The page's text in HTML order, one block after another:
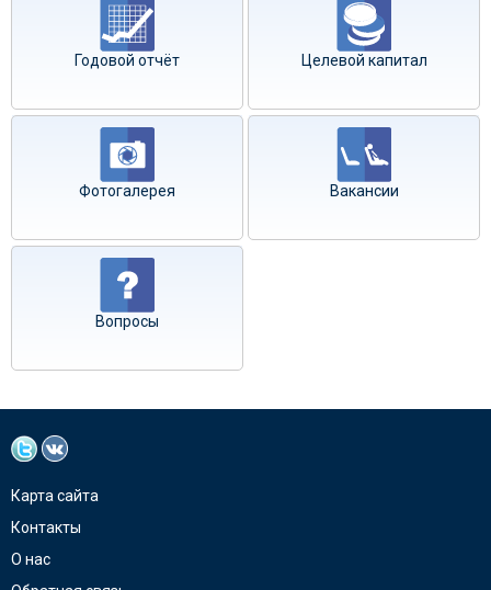
Годовой отчёт Целевой капитал
Фотогалерея Вакансии
Вопросы
Карта сайта
Контакты
О нас